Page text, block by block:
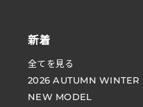
新着
全てを見る
2026 AUTUMN WINTER
NEW MODEL